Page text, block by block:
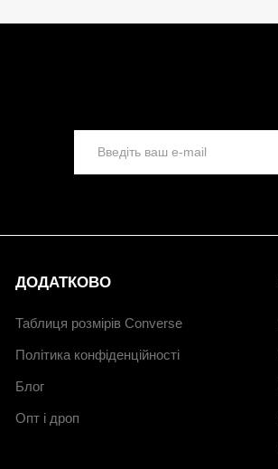
ДОДАТКОВО
Таблиця розмірів Converse
Політика конфіденційності
Блог
Опт і дроп